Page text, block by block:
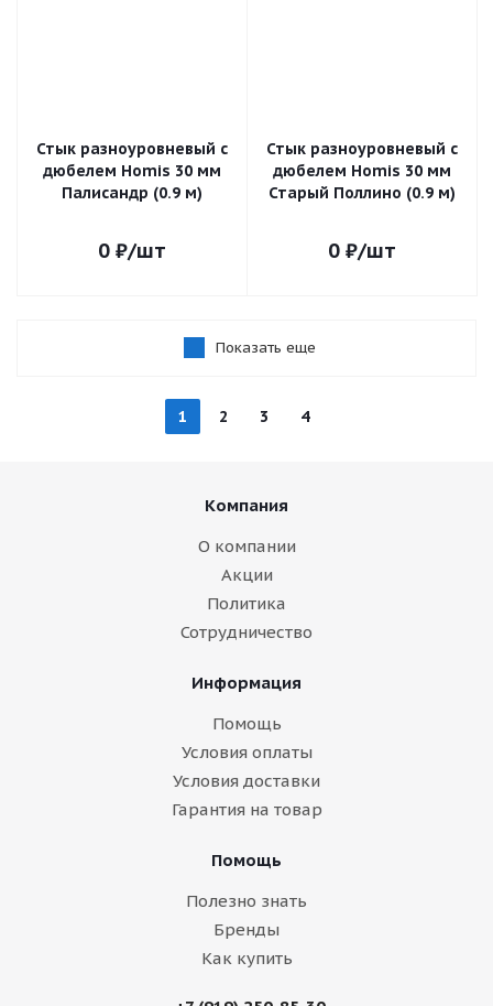
Стык разноуровневый с
дюбелем Homis 30 мм
Палисандр (0.9 м)
0 ₽/шт
Стык разноуровневый с
дюбелем Homis 30 мм
Старый Поллино (0.9 м)
0 ₽/шт
Показать еще
1 2 3 4
Компания
О компании
Акции
Политика
Сотрудничество
Информация
Помощь
Условия оплаты
Условия доставки
Гарантия на товар
Помощь
Полезно знать
Бренды
Как купить